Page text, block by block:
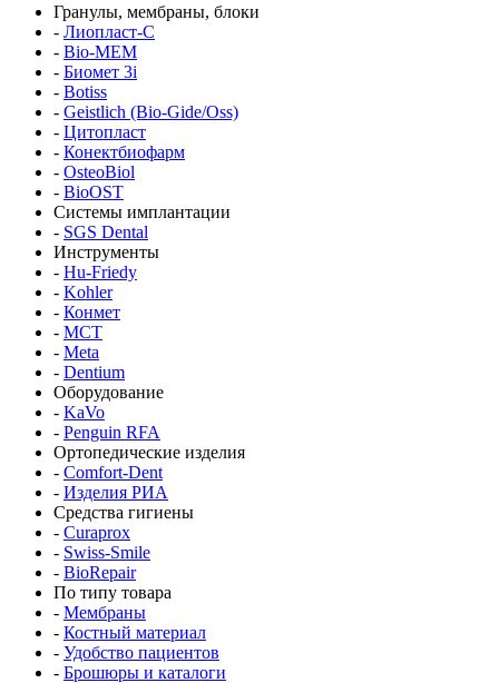
Гранулы, мембраны, блоки
- Лиопласт-С
- Bio-MEM
- Биомет 3i
- Botiss
- Geistlich (Bio-Gide/Oss)
- Цитопласт
- Конектбиофарм
- OsteoBiol
- BioOST
Системы имплантации
- SGS Dental
Инструменты
- Hu-Friedy
- Kohler
- Конмет
- MCT
- Meta
- Dentium
Оборудование
- KaVo
- Penguin RFA
Ортопедические изделия
- Comfort-Dent
- Изделия РИА
Средства гигиены
- Curaprox
- Swiss-Smile
- BioRepair
По типу товара
- Мембраны
- Костный материал
- Удобство пациентов
- Брошюры и каталоги